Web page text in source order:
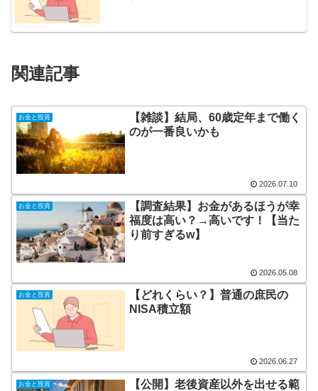
関連記事
お金と投資
【雑談】結局、60歳定年まで働く
のが一番良いかも
2026.07.10
お金と投資
【調査結果】お金があるほうが幸
福度は高い？→高いです！【当た
り前すぎるw】
2026.05.08
お金と投資
【どれくらい？】普通の庶民の
NISA積立額
2026.06.27
お金と投資
【公開】老後資産以外を出せる範